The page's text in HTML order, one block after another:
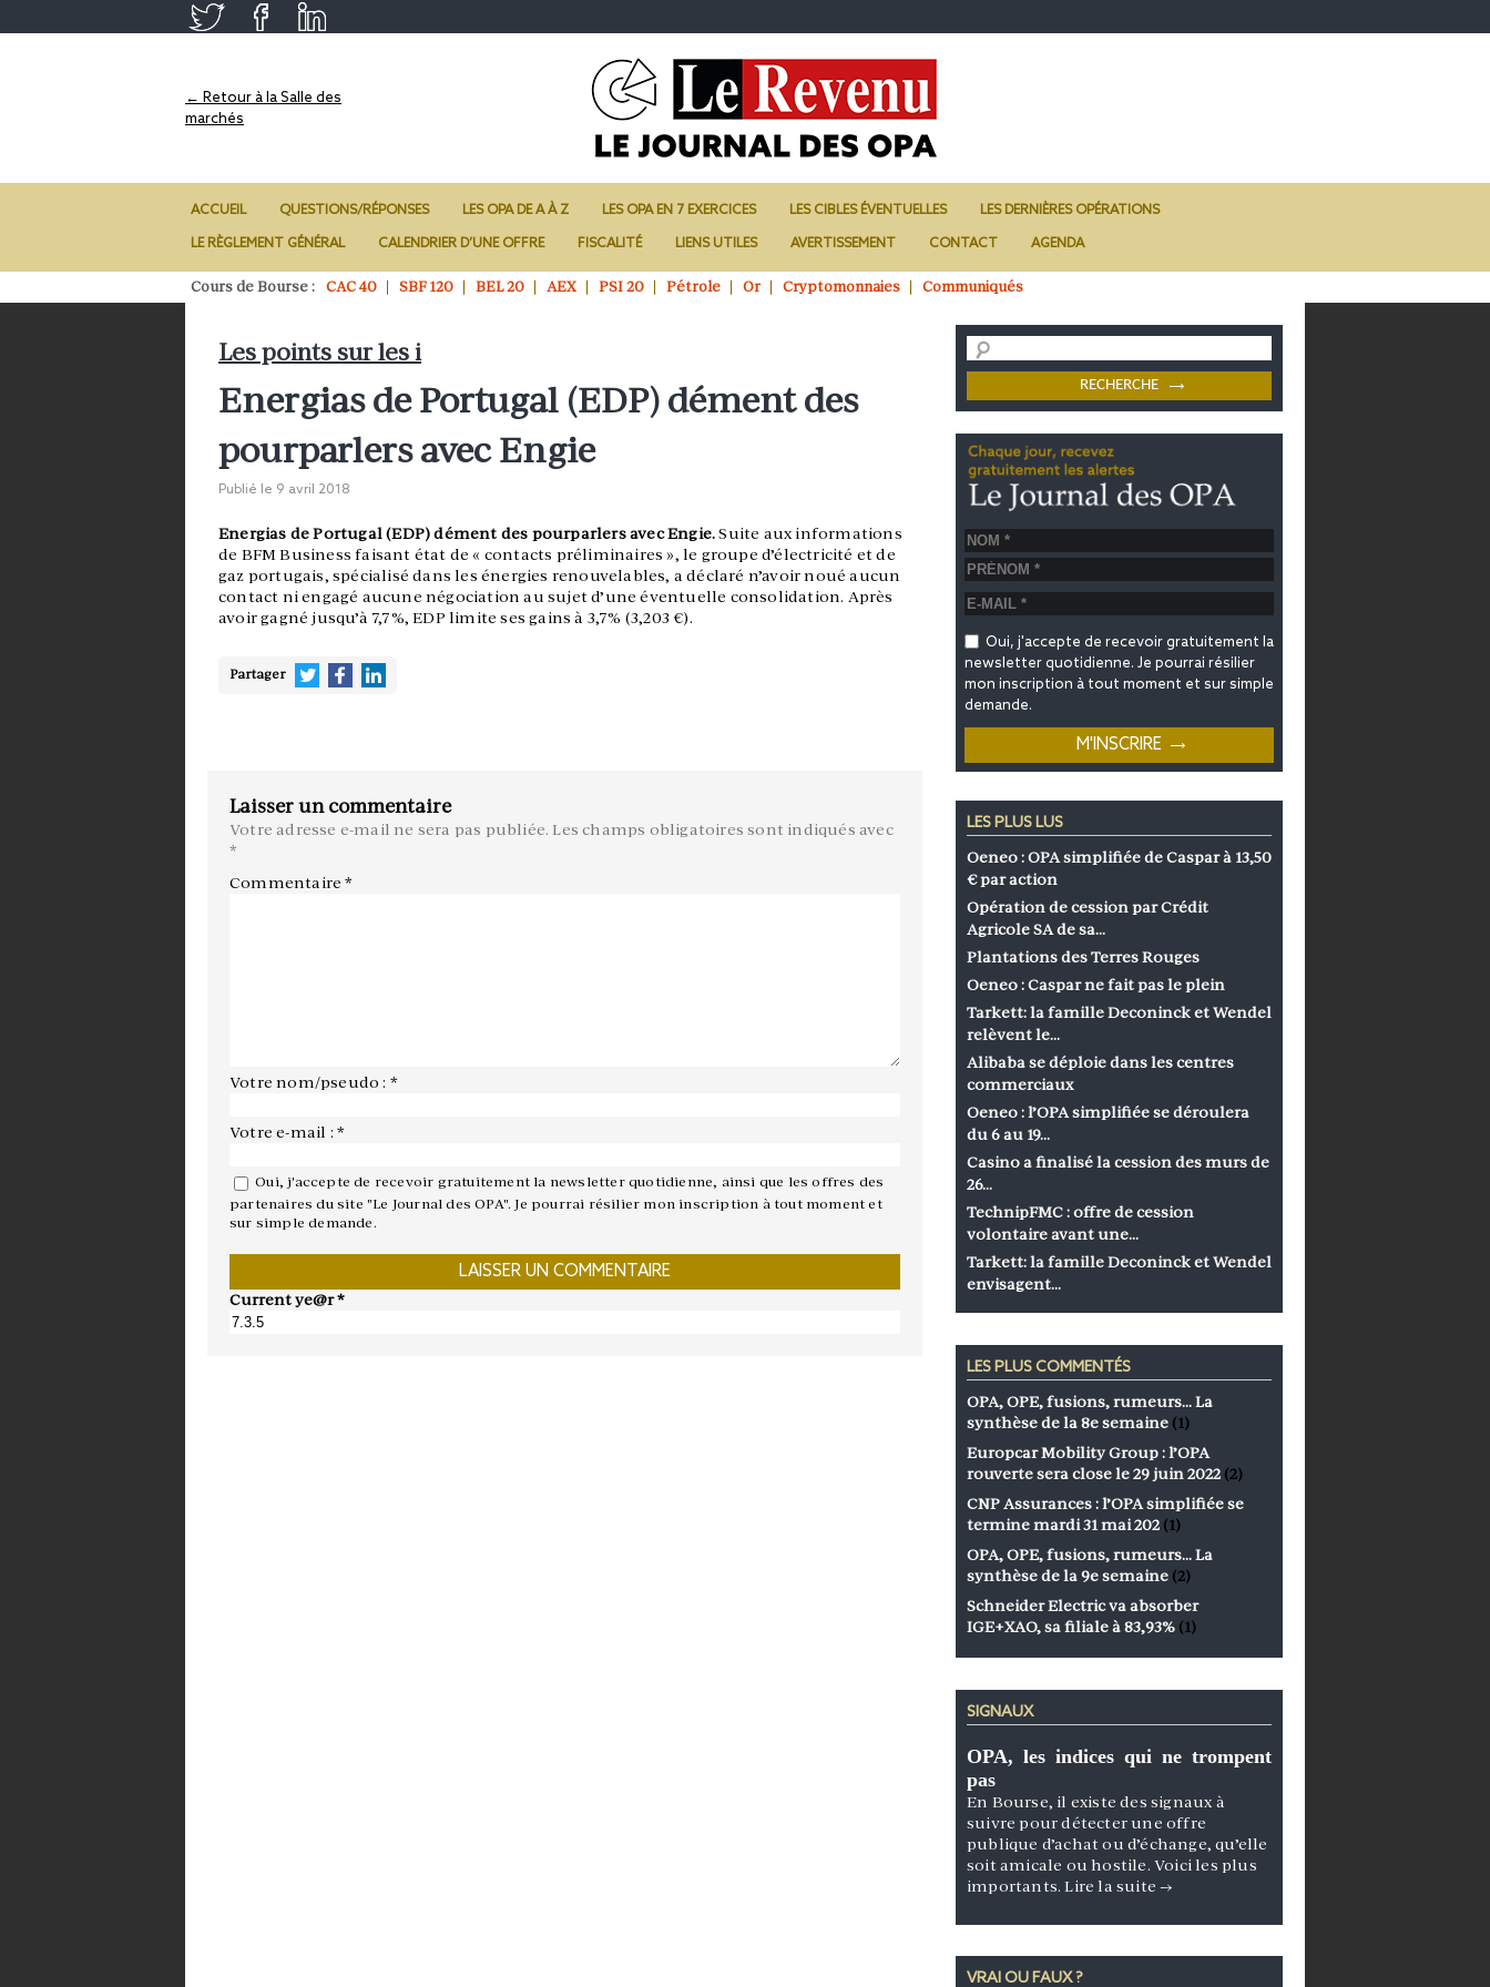
← Retour à la Salle des
marchés
ACCUEIL QUESTIONS/RÉPONSES LES OPA DE A À Z LES OPA EN 7 EXERCICES LES CIBLES ÉVENTUELLES LES DERNIÈRES OPÉRATIONS
LE RÈGLEMENT GÉNÉRAL CALENDRIER D’UNE OFFRE FISCALITÉ LIENS UTILES AVERTISSEMENT CONTACT AGENDA
Cours de Bourse : CAC 40 SBF 120 BEL 20 AEX PSI 20 Pétrole Or Cryptomonnaies Communiqués
Les points sur les i
Energias de Portugal (EDP) dément des
pourparlers avec Engie
Publié le 9 avril 2018
Energias de Portugal (EDP) dément des pourparlers avec Engie.Suite aux informations
de BFM Business faisant état de « contacts préliminaires », le groupe d’électricité et de
gaz portugais, spécialisé dans les énergies renouvelables, a déclaré n’avoir noué aucun
contact ni engagé aucune négociation au sujet d’une éventuelle consolidation. Après
avoir gagné jusqu’à 7,7%, EDP limite ses gains à 3,7% (3,203 €).
Partager
Laisser un commentaire
Votre adresse e-mail ne sera pas publiée. Les champs obligatoires sont indiqués avec
*
Commentaire*
Votre nom/pseudo : *
Votre e-mail : *
Oui, j'accepte de recevoir gratuitement la newsletter quotidienne, ainsi que les offres des
partenaires du site "Le Journal des OPA". Je pourrai résilier mon inscription à tout moment et
sur simple demande.
Current ye@r*
Oui, j'accepte de recevoir gratuitement la
newsletter quotidienne. Je pourrai résilier
mon inscription à tout moment et sur simple
demande.
LES PLUS LUS
Oeneo : OPA simplifiée de Caspar à 13,50
€ par action
Opération de cession par Crédit
Agricole SA de sa…
Plantations des Terres Rouges
Oeneo : Caspar ne fait pas le plein
Tarkett: la famille Deconinck et Wendel
relèvent le…
Alibaba se déploie dans les centres
commerciaux
Oeneo : l’OPA simplifiée se déroulera
du 6 au 19…
Casino a finalisé la cession des murs de
26…
TechnipFMC : offre de cession
volontaire avant une…
Tarkett: la famille Deconinck et Wendel
envisagent…
LES PLUS COMMENTÉS
OPA, OPE, fusions, rumeurs… La
synthèse de la 8e semaine (1)
Europcar Mobility Group : l’OPA
rouverte sera close le 29 juin 2022 (2)
CNP Assurances : l’OPA simplifiée se
termine mardi 31 mai 202 (1)
OPA, OPE, fusions, rumeurs… La
synthèse de la 9e semaine (2)
Schneider Electric va absorber
IGE+XAO, sa filiale à 83,93% (1)
SIGNAUX
OPA, les indices qui ne trompent
pas
En Bourse, il existe des signaux à
suivre pour détecter une offre
publique d’achat ou d’échange, qu’elle
soit amicale ou hostile. Voici les plus
importants.Lire la suite →
VRAI OU FAUX ?